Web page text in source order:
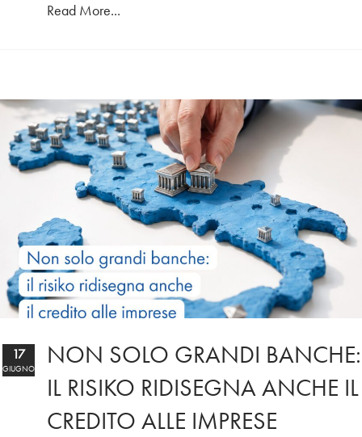
Read More...
NON SOLO GRANDI BANCHE:
IL RISIKO RIDISEGNA ANCHE IL
CREDITO ALLE IMPRESE
17
GIUGNO